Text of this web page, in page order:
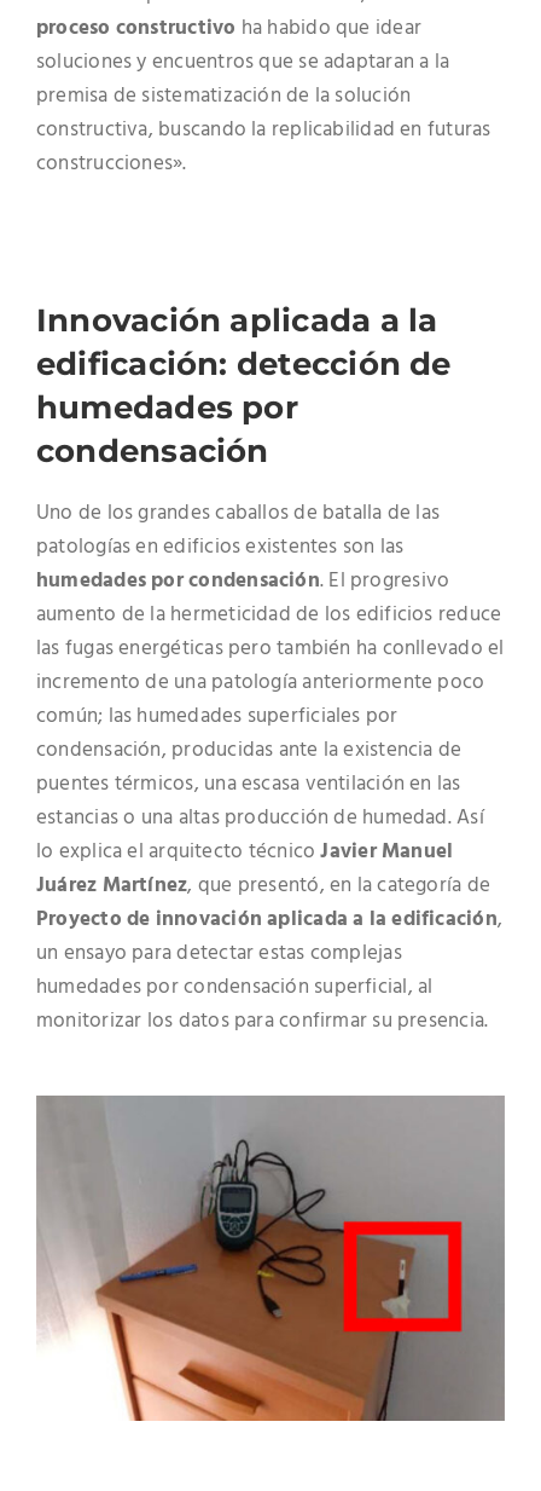
proceso constructivo ha habido que idear
soluciones y encuentros que se adaptaran a la
premisa de sistematización de la solución
constructiva, buscando la replicabilidad en futuras
construcciones».
Innovación aplicada a la
edificación: detección de
humedades por
condensación
Uno de los grandes caballos de batalla de las
patologías en edificios existentes son las
humedades por condensación. El progresivo
aumento de la hermeticidad de los edificios reduce
las fugas energéticas pero también ha conllevado el
incremento de una patología anteriormente poco
común; las humedades superficiales por
condensación, producidas ante la existencia de
puentes térmicos, una escasa ventilación en las
estancias o una altas producción de humedad. Así
lo explica el arquitecto técnicoJavier Manuel
Juárez Martínez, que presentó, en la categoría de
Proyecto de innovación aplicada a la edificación,
un ensayo para detectar estas complejas
humedades por condensación superficial, al
monitorizar los datos para confirmar su presencia.